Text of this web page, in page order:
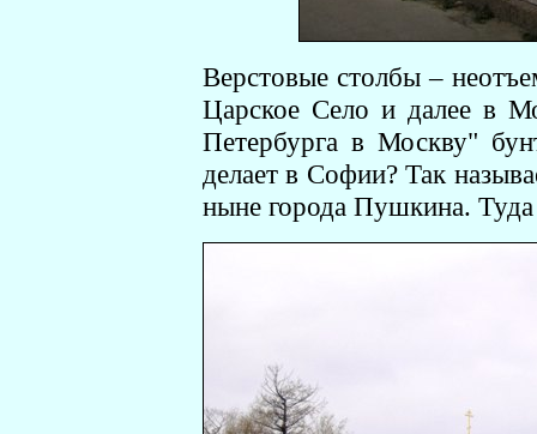
Верстовые столбы –
Царское Село и далее в
Петербурга в Москву"
делает в Софии? Так
ныне города Пушкина.